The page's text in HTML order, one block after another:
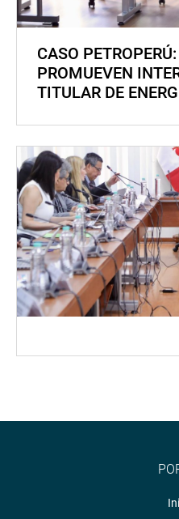
CASO
PROMUEVEN
TITULAR DE